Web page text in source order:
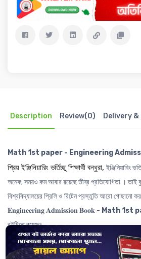
Description Review(0) Delivery
Math 1st paper - Engineering
প্রিয় ইঞ্জিনিয়ারিং ভর্তিচ্ছু শিক্ষার্থী বন্ধুরা, ইঞ্জিনিয়ারিং
অনেক; সময়ও কম আবার রয়েছে তীব্র প্রতিযোগিতা । তাই
বিশ্ববিদ্যালয়ের প্রিলি ও রিটেন প্রস্তুতি আরো
𝐄𝐧𝐠𝐢𝐧𝐞𝐞𝐫𝐢𝐧𝐠 𝐀𝐝𝐦𝐢𝐬𝐬𝐢𝐨𝐧 𝐁𝐨𝐨𝐤 - Math 1st
বইটিতে রয়েছেঃ
------------------------
🧲বুয়েট, চুয়েট, কুয়েট, রুয়েট এর বিগত ২০ বছরের